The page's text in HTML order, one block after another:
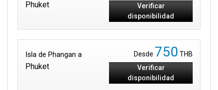
Phuket
Verificar
disponibilidad
Isla de Phangan a
Phuket
Desde 750 THB
Verificar
disponibilidad